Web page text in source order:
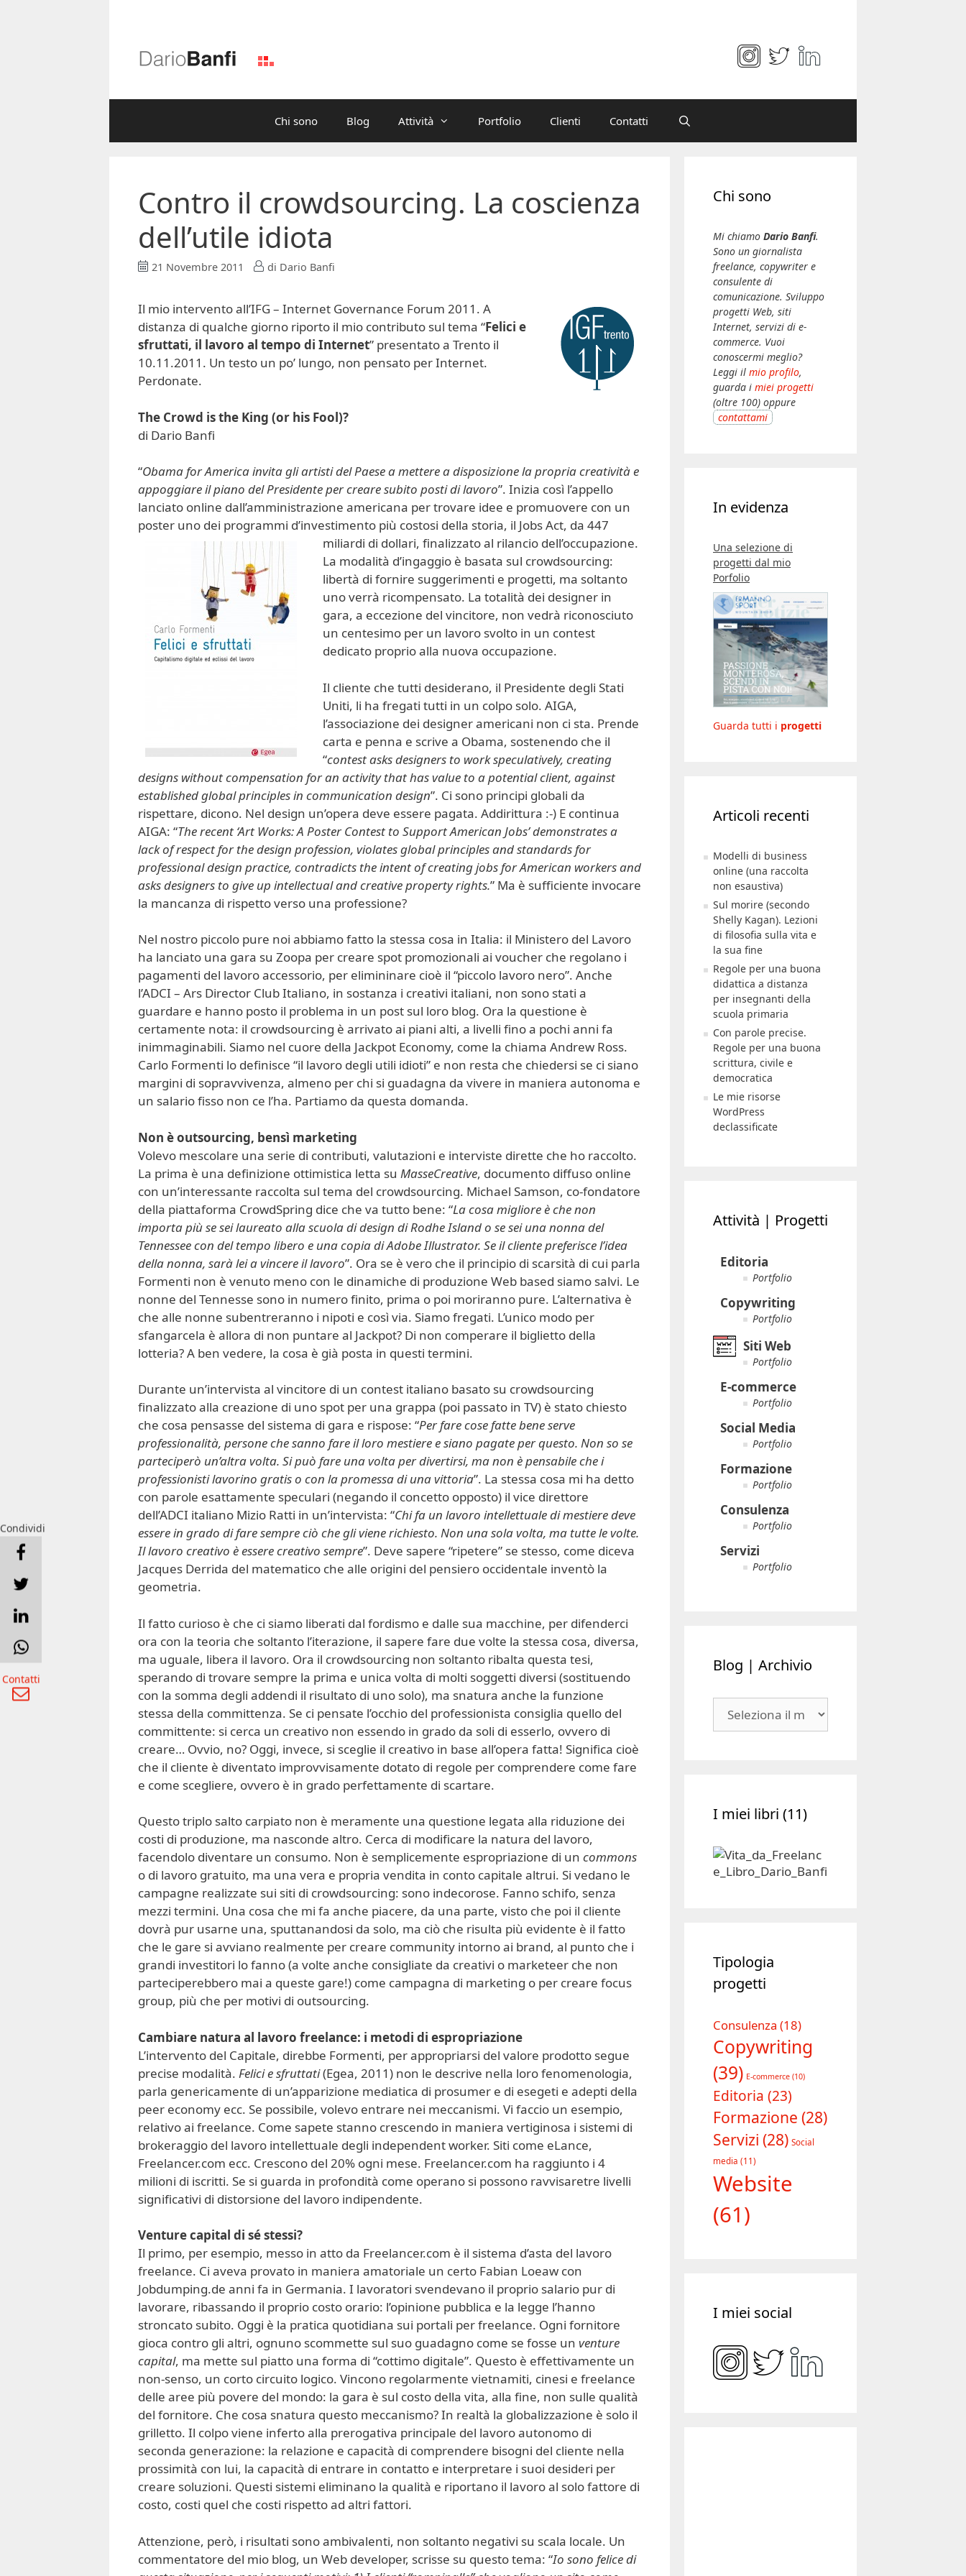
Chi sono Blog Attività Portfolio Clienti Contatti
Contro il crowdsourcing. La coscienza
dell’utile idiota
21 Novembre 2011 di Dario Banfi
Il mio intervento all’IFG – Internet Governance Forum 2011. A
distanza di qualche giorno riporto il mio contributo sul tema “Felici e
sfruttati, il lavoro al tempo di Internet” presentato a Trento il
10.11.2011. Un testo un po’ lungo, non pensato per Internet.
Perdonate.
The Crowd is the King (or his Fool)?
di Dario Banfi
“Obama for America invita gli artisti del Paese a mettere a disposizione la propria creatività e
appoggiare il piano del Presidente per creare subito posti di lavoro”. Inizia così l’appello
lanciato online dall’amministrazione americana per trovare idee e promuovere con un
poster uno dei programmi d’investimento più costosi della storia, il Jobs Act, da 447
miliardi di dollari, finalizzato al rilancio dell’occupazione.
La modalità d’ingaggio è basata sul crowdsourcing:
libertà di fornire suggerimenti e progetti, ma soltanto
uno verrà ricompensato. La totalità dei designer in
gara, a eccezione del vincitore, non vedrà riconosciuto
un centesimo per un lavoro svolto in un contest
dedicato proprio alla nuova occupazione.
Il cliente che tutti desiderano, il Presidente degli Stati
Uniti, li ha fregati tutti in un colpo solo. AIGA,
l’associazione dei designer americani non ci sta. Prende
carta e penna e scrive a Obama, sostenendo che il
“contest asks designers to work speculatively, creating
designs without compensation for an activity that has value to a potential client, against
established global principles in communication design”. Ci sono principi globali da
rispettare, dicono. Nel design un’opera deve essere pagata. Addirittura :-) E continua
AIGA: “The recent ‘Art Works: A Poster Contest to Support American Jobs’ demonstrates a
lack of respect for the design profession, violates global principles and standards for
professional design practice, contradicts the intent of creating jobs for American workers and
asks designers to give up intellectual and creative property rights.” Ma è sufficiente invocare
la mancanza di rispetto verso una professione?
Nel nostro piccolo pure noi abbiamo fatto la stessa cosa in Italia: il Ministero del Lavoro
ha lanciato una gara su Zoopa per creare spot promozionali ai voucher che regolano i
pagamenti del lavoro accessorio, per elimininare cioè il “piccolo lavoro nero”. Anche
l’ADCI – Ars Director Club Italiano, in sostanza i creativi italiani, non sono stati a
guardare e hanno posto il problema in un post sul loro blog. Ora la questione è
certamente nota: il crowdsourcing è arrivato ai piani alti, a livelli fino a pochi anni fa
inimmaginabili. Siamo nel cuore della Jackpot Economy, come la chiama Andrew Ross.
Carlo Formenti lo definisce “il lavoro degli utili idioti” e non resta che chiedersi se ci siano
margini di sopravvivenza, almeno per chi si guadagna da vivere in maniera autonoma e
un salario fisso non ce l’ha. Partiamo da questa domanda.
Non è outsourcing, bensì marketing
Volevo mescolare una serie di contributi, valutazioni e interviste dirette che ho raccolto.
La prima è una definizione ottimistica letta su MasseCreative, documento diffuso online
con un’interessante raccolta sul tema del crowdsourcing. Michael Samson, co-fondatore
della piattaforma CrowdSpring dice che va tutto bene: “La cosa migliore è che non
importa più se sei laureato alla scuola di design di Rodhe Island o se sei una nonna del
Tennessee con del tempo libero e una copia di Adobe Illustrator. Se il cliente preferisce l’idea
della nonna, sarà lei a vincere il lavoro”. Ora se è vero che il principio di scarsità di cui parla
Formenti non è venuto meno con le dinamiche di produzione Web based siamo salvi. Le
nonne del Tennesse sono in numero finito, prima o poi moriranno pure. L’alternativa è
che alle nonne subentreranno i nipoti e così via. Siamo fregati. L’unico modo per
sfangarcela è allora di non puntare al Jackpot? Di non comperare il biglietto della
lotteria? A ben vedere, la cosa è già posta in questi termini.
Durante un’intervista al vincitore di un contest italiano basato su crowdsourcing
finalizzato alla creazione di uno spot per una grappa (poi passato in TV) è stato chiesto
che cosa pensasse del sistema di gara e rispose: “Per fare cose fatte bene serve
professionalità, persone che sanno fare il loro mestiere e siano pagate per questo. Non so se
parteciperò un’altra volta. Si può fare una volta per divertirsi, ma non è pensabile che i
professionisti lavorino gratis o con la promessa di una vittoria”. La stessa cosa mi ha detto
con parole esattamente speculari (negando il concetto opposto) il vice direttore
dell’ADCI italiano Mizio Ratti in un’intervista: “Chi fa un lavoro intellettuale di mestiere deve
essere in grado di fare sempre ciò che gli viene richiesto. Non una sola volta, ma tutte le volte.
Il lavoro creativo è essere creativo sempre”. Deve sapere “ripetere” se stesso, come diceva
Jacques Derrida del matematico che alle origini del pensiero occidentale inventò la
geometria.
Il fatto curioso è che ci siamo liberati dal fordismo e dalle sua macchine, per difenderci
ora con la teoria che soltanto l’iterazione, il sapere fare due volte la stessa cosa, diversa,
ma uguale, libera il lavoro. Ora il crowdsourcing non soltanto ribalta questa tesi,
sperando di trovare sempre la prima e unica volta di molti soggetti diversi (sostituendo
con la somma degli addendi il risultato di uno solo), ma snatura anche la funzione
stessa della committenza. Se ci pensate l’occhio del professionista consiglia quello del
committente: si cerca un creativo non essendo in grado da soli di esserlo, ovvero di
creare… Ovvio, no? Oggi, invece, si sceglie il creativo in base all’opera fatta! Significa cioè
che il cliente è diventato improvvisamente dotato di regole per comprendere come fare
e come scegliere, ovvero è in grado perfettamente di scartare.
Questo triplo salto carpiato non è meramente una questione legata alla riduzione dei
costi di produzione, ma nasconde altro. Cerca di modificare la natura del lavoro,
facendolo diventare un consumo. Non è semplicemente espropriazione di un commons
o di lavoro gratuito, ma una vera e propria vendita in conto capitale altrui. Si vedano le
campagne realizzate sui siti di crowdsourcing: sono indecorose. Fanno schifo, senza
mezzi termini. Una cosa che mi fa anche piacere, da una parte, visto che poi il cliente
dovrà pur usarne una, sputtanandosi da solo, ma ciò che risulta più evidente è il fatto
che le gare si avviano realmente per creare community intorno ai brand, al punto che i
grandi investitori lo fanno (a volte anche consigliate da creativi o marketeer che non
parteciperebbero mai a queste gare!) come campagna di marketing o per creare focus
group, più che per motivi di outsourcing.
Cambiare natura al lavoro freelance: i metodi di espropriazione
L’intervento del Capitale, direbbe Formenti, per appropriarsi del valore prodotto segue
precise modalità. Felici e sfruttati(Egea, 2011) non le descrive nella loro fenomenologia,
parla genericamente di un’apparizione mediatica di prosumer e di esegeti e adepti della
peer economy ecc. Se possibile, volevo entrare nei meccanismi. Vi faccio un esempio,
relativo ai freelance. Come sapete stanno crescendo in maniera vertiginosa i sistemi di
brokeraggio del lavoro intellettuale degli independent worker. Siti come eLance,
Freelancer.com ecc. Crescono del 20% ogni mese. Freelancer.com ha raggiunto i 4
milioni di iscritti. Se si guarda in profondità come operano si possono ravvisaretre livelli
significativi di distorsione del lavoro indipendente.
Venture capital di sé stessi?
Il primo, per esempio, messo in atto da Freelancer.com è il sistema d’asta del lavoro
freelance. Ci aveva provato in maniera amatoriale un certo Fabian Loeaw con
Jobdumping.de anni fa in Germania. I lavoratori svendevano il proprio salario pur di
lavorare, ribassando il proprio costo orario: l’opinione pubblica e la legge l’hanno
stroncato subito. Oggi è la pratica quotidiana sui portali per freelance. Ogni fornitore
gioca contro gli altri, ognuno scommette sul suo guadagno come se fosse un venture
capital, ma mette sul piatto una forma di “cottimo digitale”. Questo è effettivamente un
non-senso, un corto circuito logico. Vincono regolarmente vietnamiti, cinesi e freelance
delle aree più povere del mondo: la gara è sul costo della vita, alla fine, non sulle qualità
del fornitore. Che cosa snatura questo meccanismo? In realtà la globalizzazione è solo il
grilletto. Il colpo viene inferto alla prerogativa principale del lavoro autonomo di
seconda generazione: la relazione e capacità di comprendere bisogni del cliente nella
prossimità con lui, la capacità di entrare in contatto e interpretare i suoi desideri per
creare soluzioni. Questi sistemi eliminano la qualità e riportano il lavoro al solo fattore di
costo, costi quel che costi rispetto ad altri fattori.
Attenzione, però, i risultati sono ambivalenti, non soltanto negativi su scala locale. Un
commentatore del mio blog, un Web developer, scrisse su questo tema: “Io sono felice di
Chi sono
Mi chiamo Dario Banfi.
Sono un giornalista
freelance, copywriter e
consulente di
comunicazione. Sviluppo
progetti Web, siti
Internet, servizi di e-
commerce. Vuoi
conoscermi meglio?
Leggi il mio profilo,
guarda i miei progetti
(oltre 100) oppure
contattami
In evidenza
Una selezione di
progetti dal mio
Porfolio
Guarda tutti i progetti
Articoli recenti
Modelli di business
online (una raccolta
non esaustiva)
Sul morire (secondo
Shelly Kagan). Lezioni
di filosofia sulla vita e
la sua fine
Regole per una buona
didattica a distanza
per insegnanti della
scuola primaria
Con parole precise.
Regole per una buona
scrittura, civile e
democratica
Le mie risorse
WordPress
declassificate
Attività | Progetti
Editoria
Portfolio
Copywriting
Portfolio
Siti Web
Portfolio
E-commerce
Portfolio
Social Media
Portfolio
Formazione
Portfolio
Consulenza
Portfolio
Servizi
Portfolio
Blog | Archivio
I miei libri (11)
Tipologia
progetti
Consulenza (18)
Copywriting
(39) E-commerce (10)
Editoria (23)
Formazione (28)
Servizi (28) Social
media (11)
Website
(61)
I miei social
Condividi
Contatti